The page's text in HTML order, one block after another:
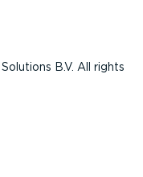
B.V. All rights